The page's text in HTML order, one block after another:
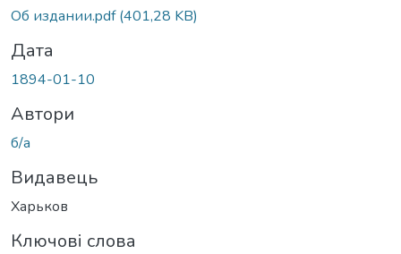
Об издании.pdf(401,28 KB)
Дата
1894-01-10
Автори
б/а
Видавець
Харьков
Ключові слова